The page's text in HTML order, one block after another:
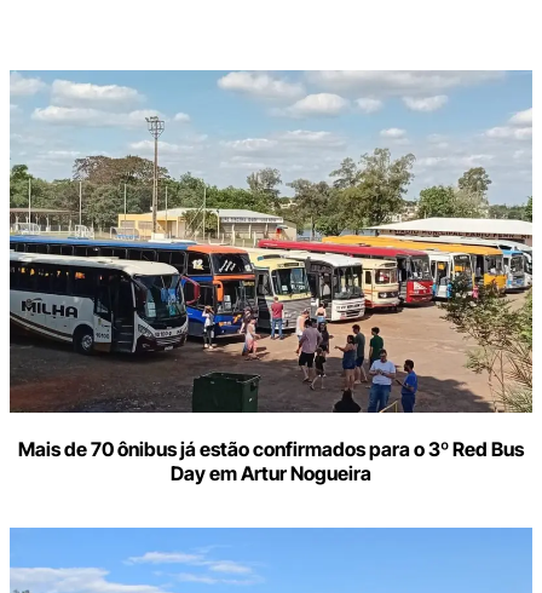
Mais de 70 ônibus já estão confirmados para o 3º Red Bus
Day em Artur Nogueira
Digite
aqui
seu
e-
mail